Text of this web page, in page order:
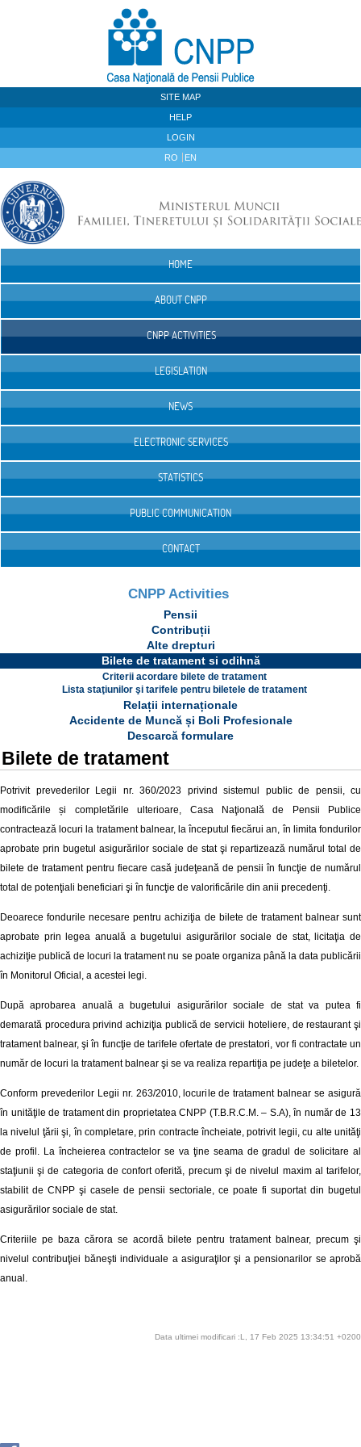
SITE MAP
HELP
LOGIN
RO EN
HOME
ABOUT CNPP
CNPP ACTIVITIES
LEGISLATION
NEWS
ELECTRONIC SERVICES
STATISTICS
PUBLIC COMMUNICATION
CONTACT
CNPP Activities
Pensii
Contribuții
Alte drepturi
Bilete de tratament si odihnă
Criterii acordare bilete de tratament
Lista staţiunilor şi tarifele pentru biletele de tratament
Relații internaționale
Accidente de Muncă și Boli Profesionale
Descarcă formulare
Bilete de tratament
Potrivit prevederilor Legii nr. 360/2023 privind sistemul public de pensii, cu
modificările și completările ulterioare, Casa Naţională de Pensii Publice
contractează locuri la tratament balnear, la începutul fiecărui an, în limita fondurilor
aprobate prin bugetul asigurărilor sociale de stat şi repartizează numărul total de
bilete de tratament pentru fiecare casă judeţeană de pensii în funcţie de numărul
total de potenţiali beneficiari şi în funcţie de valorificările din anii precedenţi.
Deoarece fondurile necesare pentru achiziţia de bilete de tratament balnear sunt
aprobate prin legea anuală a bugetului asigurărilor sociale de stat, licitaţia de
achiziţie publică de locuri la tratament nu se poate organiza până la data publicării
în Monitorul Oficial, a acestei legi.
După aprobarea anuală a bugetului asigurărilor sociale de stat va putea fi
demarată procedura privind achiziţia publică de servicii hoteliere, de restaurant şi
tratament balnear, şi în funcţie de tarifele ofertate de prestatori, vor fi contractate un
număr de locuri la tratament balnear şi se va realiza repartiţia pe judeţe a biletelor.
Conform prevederilor Legii nr. 263/2010, locurile de tratament balnear se asigură
în unităţile de tratament din proprietatea CNPP (T.B.R.C.M. – S.A), în număr de 13
la nivelul ţării şi, în completare, prin contracte încheiate, potrivit legii, cu alte unităţi
de profil. La încheierea contractelor se va ţine seama de gradul de solicitare al
staţiunii şi de categoria de confort oferită, precum şi de nivelul maxim al tarifelor,
stabilit de CNPP şi casele de pensii sectoriale, ce poate fi suportat din bugetul
asigurărilor sociale de stat.
Criteriile pe baza cărora se acordă bilete pentru tratament balnear, precum şi
nivelul contribuţiei băneşti individuale a asiguraţilor şi a pensionarilor se aprobă
anual.
Data ultimei modificari :L, 17 Feb 2025 13:34:51 +0200